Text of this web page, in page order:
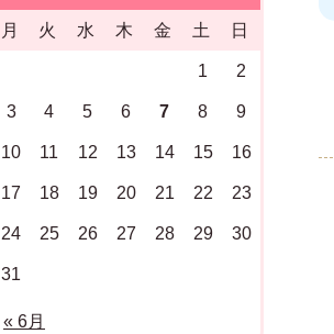
月 火 水 木 金 土 日
« 6月
1 2
3 4 5 6 7 8 9
10 11 12 13 14 15 16
17 18 19 20 21 22 23
24 25 26 27 28 29 30
31